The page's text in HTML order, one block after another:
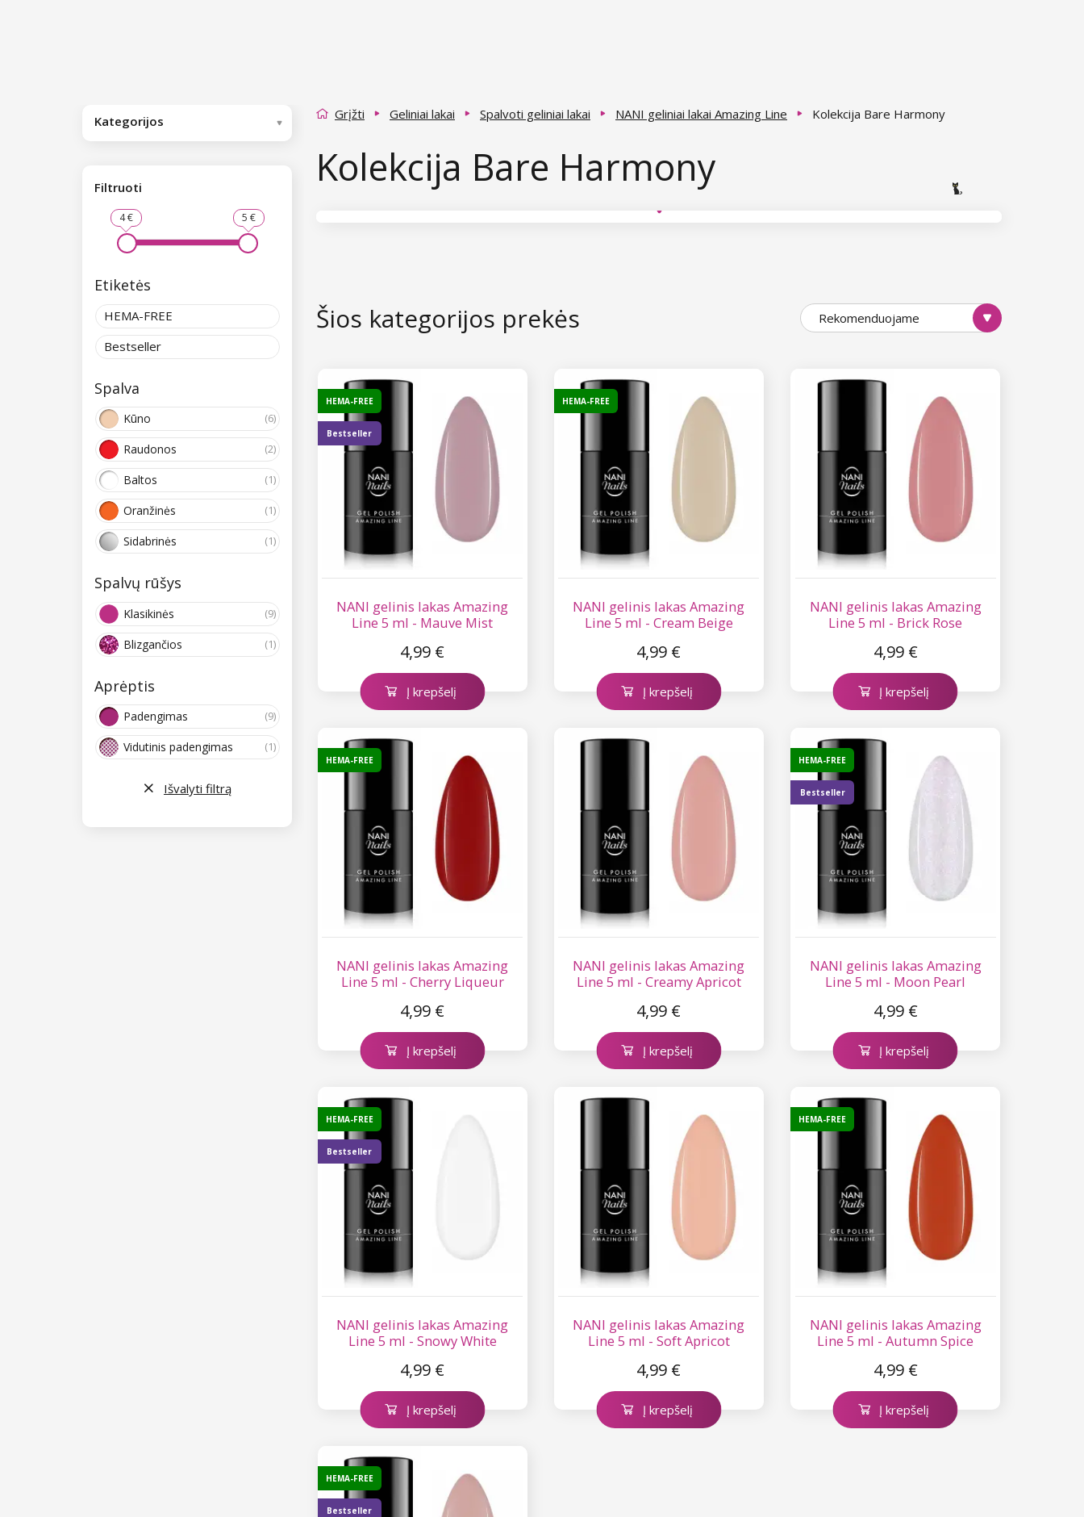
Kategorijos
Filtruoti
4 € 5 €
Etiketės
HEMA-FREE
Bestseller
Spalva
Kūno (6)
Raudonos (2)
Baltos (1)
Oranžinės (1)
Sidabrinės (1)
Spalvų rūšys
Klasikinės (9)
Blizgančios (1)
Aprėptis
Padengimas (9)
Vidutinis padengimas (1)
Išvalyti filtrą
Grįžti Geliniai lakai Spalvoti geliniai lakai NANI geliniai lakai Amazing Line Kolekcija Bare Harmony
Kolekcija Bare Harmony
Šios kategorijos prekės Rekomenduojame
NANI gelinis lakas Amazing
Line 5 ml - Mauve Mist
4,99 €
HEMA-FREE
Bestseller
Į krepšelį
NANI gelinis lakas Amazing
Line 5 ml - Cream Beige
4,99 €
HEMA-FREE
Į krepšelį
NANI gelinis lakas Amazing
Line 5 ml - Brick Rose
4,99 €
Į krepšelį
NANI gelinis lakas Amazing
Line 5 ml - Cherry Liqueur
4,99 €
HEMA-FREE
Į krepšelį
NANI gelinis lakas Amazing
Line 5 ml - Creamy Apricot
4,99 €
Į krepšelį
NANI gelinis lakas Amazing
Line 5 ml - Moon Pearl
4,99 €
HEMA-FREE
Bestseller
Į krepšelį
NANI gelinis lakas Amazing
Line 5 ml - Snowy White
4,99 €
HEMA-FREE
Bestseller
Į krepšelį
NANI gelinis lakas Amazing
Line 5 ml - Soft Apricot
4,99 €
Į krepšelį
NANI gelinis lakas Amazing
Line 5 ml - Autumn Spice
4,99 €
HEMA-FREE
Į krepšelį
HEMA-FREE
Bestseller